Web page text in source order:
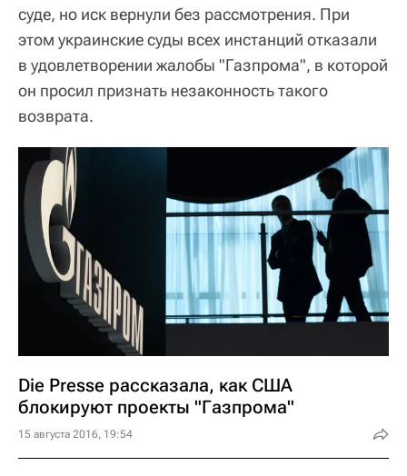
суде, но иск вернули без рассмотрения. При
этом украинские суды всех инстанций отказали
в удовлетворении жалобы "Газпрома", в которой
он просил признать незаконность такого
возврата.
Die Presse рассказала, как США
блокируют проекты "Газпрома"
15 августа 2016, 19:54